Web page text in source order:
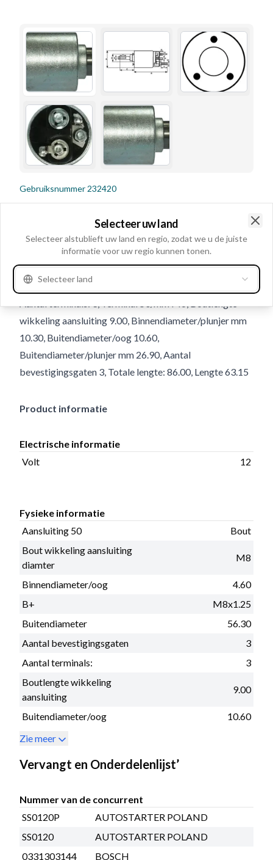
Gebruiksnummer 232420
Volt 12, Aansluiting 50/breedte 9.00, Aansluiting 50
Bout, Lengte B+ bout 19.00, Bout wikkeling aansluiting
diamter M8, Binnendiameter/oog 4.60, B+ M8x1.25,
Buitendiameter 56.30, Aantal bevestigingsgaten 3,
wikkeling aansluiting 9.00, Binnendiameter/plunjer mm
10.30, Buitendiameter/oog 10.60,
Buitendiameter/plunjer mm 26.90, Aantal
bevestigingsgaten 3, Totale lengte: 86.00, Lengte 63.15
Product informatie
Electrische informatie
Volt
12
Fysieke informatie
Aansluiting 50
Bout
Bout wikkeling aansluiting
diamter
M8
Binnendiameter/oog
4.60
B+
M8x1.25
Buitendiameter
56.30
Aantal bevestigingsgaten
3
Aantal terminals:
3
Boutlengte wikkeling
aansluiting
9.00
Buitendiameter/oog
10.60
Zie meer
Vervangt en Onderdelenlijst’
Nummer van de concurrent
SS0120P
AUTOSTARTER POLAND
SS0120
AUTOSTARTER POLAND
0331303144
BOSCH
Selecteer uw land
Selecteer alstublieft uw land en regio, zodat we u de juiste
informatie voor uw regio kunnen tonen.
Selecteer land